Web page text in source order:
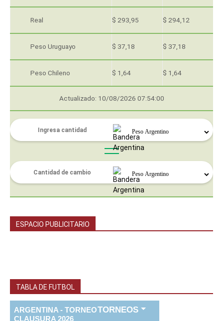
Real $ 293,95 $ 294,12
Peso Uruguayo $ 37,18 $ 37,18
Peso Chileno $ 1,64 $ 1,64
Actualizado: 10/08/2026 07:54:00
ESPACIO PUBLICITARIO
TABLA DE FUTBOL